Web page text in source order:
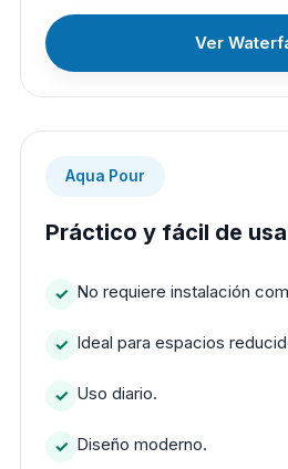
Ver
Aqua Pour
Práctico y fácil de
No requiere instalación
Ideal para espacios
Uso diario.
Diseño moderno.